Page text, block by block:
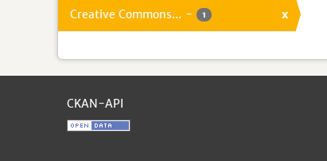
Creative Commons... - 1 x
CKAN-API